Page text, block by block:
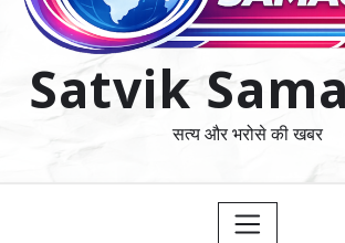
Satvik
सत्य और भरोसे की खबर